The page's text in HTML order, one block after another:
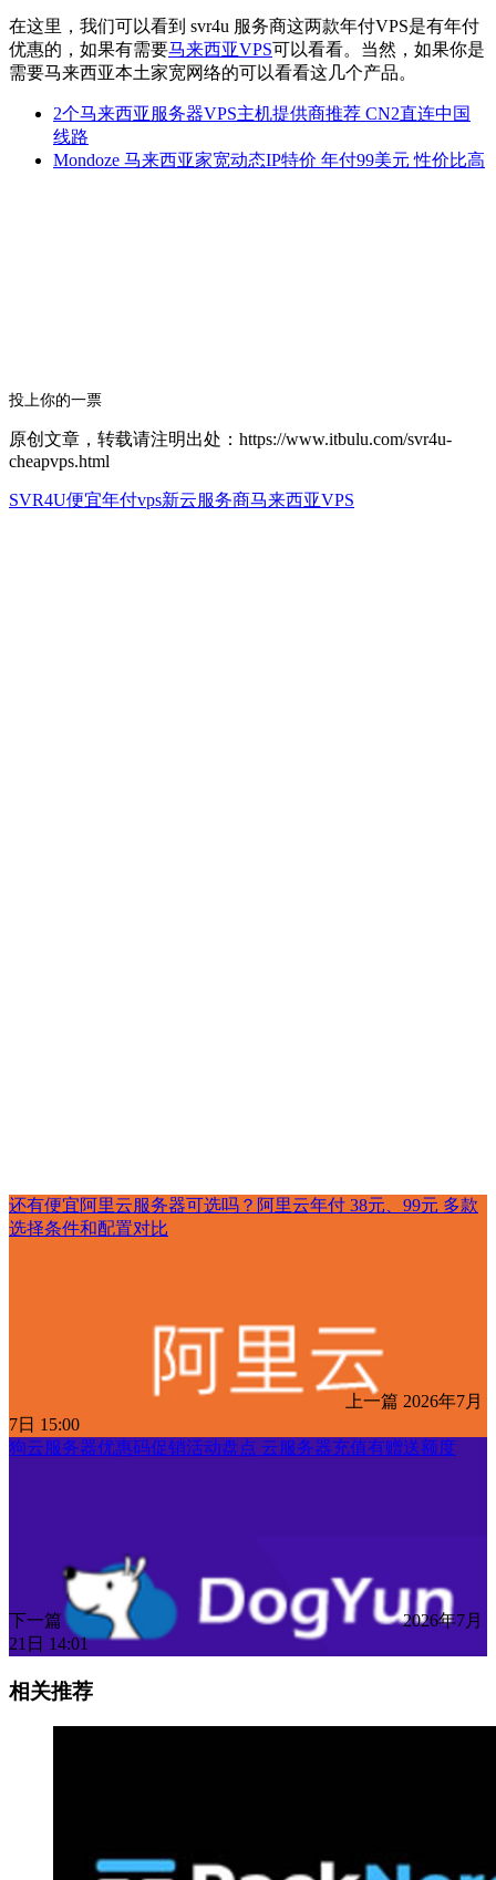
在这里，我们可以看到 svr4u 服务商这两款年付VPS是有年付
优惠的，如果有需要马来西亚VPS可以看看。当然，如果你是
需要马来西亚本土家宽网络的可以看看这几个产品。
2个马来西亚服务器VPS主机提供商推荐 CN2直连中国
线路
Mondoze 马来西亚家宽动态IP特价 年付99美元 性价比高
投上你的一票
原创文章，转载请注明出处：https://www.itbulu.com/svr4u-
cheapvps.html
SVR4U便宜年付vps新云服务商马来西亚VPS
还有便宜阿里云服务器可选吗？阿里云年付 38元、99元 多款
选择条件和配置对比
上一篇 2026年7月
7日 15:00
狗云服务器优惠码促销活动盘点 云服务器充值有赠送额度
下一篇
2026年7月
21日 14:01
相关推荐